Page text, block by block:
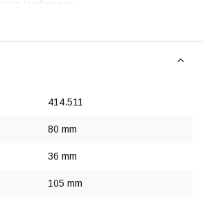
, siehe Staffelpreise oder kontaktieren Sie
414.511
80 mm
36 mm
105 mm